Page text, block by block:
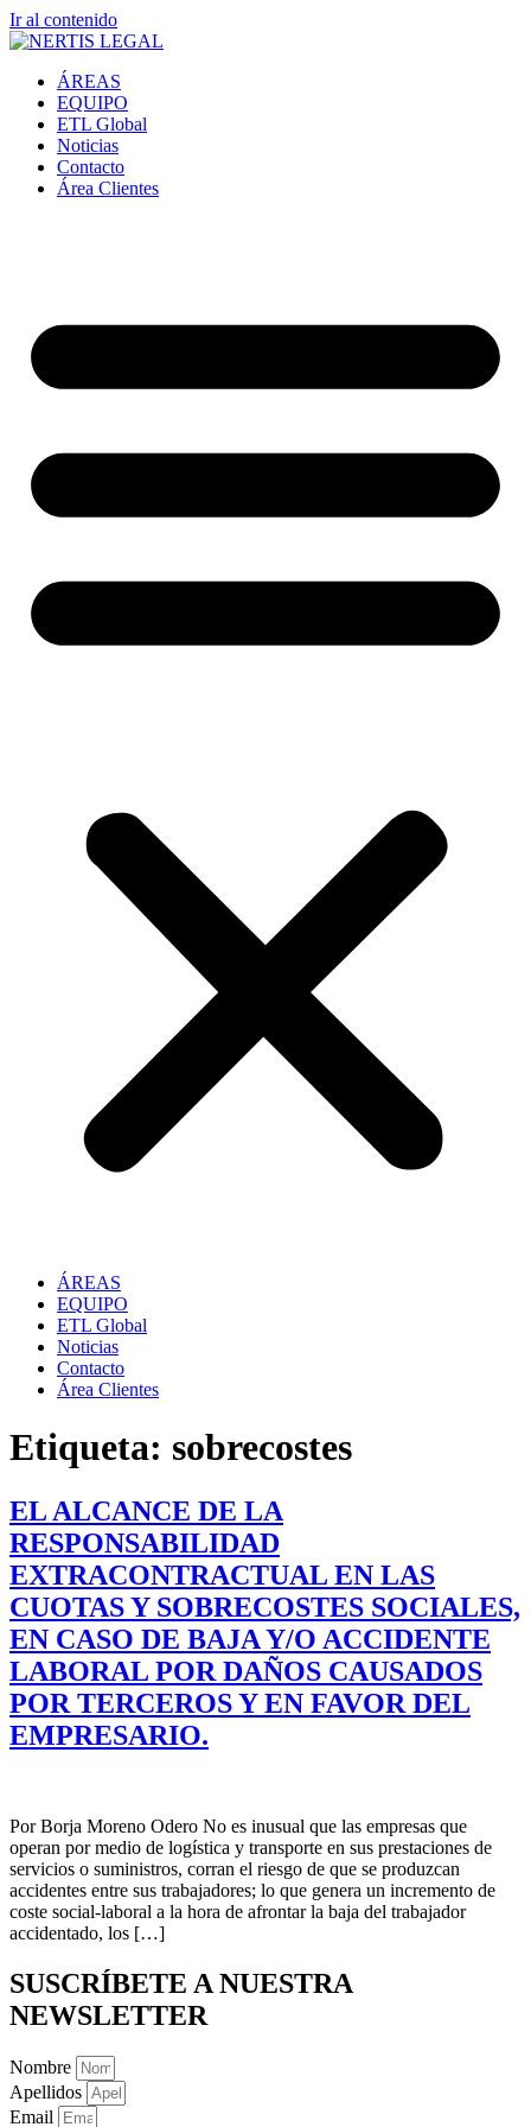
Ir al contenido
ÁREAS
EQUIPO
ETL Global
Noticias
Contacto
Área Clientes
ÁREAS
EQUIPO
ETL Global
Noticias
Contacto
Área Clientes
Etiqueta: sobrecostes
EL ALCANCE DE LA
RESPONSABILIDAD
EXTRACONTRACTUAL EN LAS
CUOTAS Y SOBRECOSTES SOCIALES,
EN CASO DE BAJA Y/O ACCIDENTE
LABORAL POR DAÑOS CAUSADOS
POR TERCEROS Y EN FAVOR DEL
EMPRESARIO.
Por Borja Moreno Odero No es inusual que las empresas que
operan por medio de logística y transporte en sus prestaciones de
servicios o suministros, corran el riesgo de que se produzcan
accidentes entre sus trabajadores; lo que genera un incremento de
coste social-laboral a la hora de afrontar la baja del trabajador
accidentado, los […]
SUSCRÍBETE A NUESTRA
NEWSLETTER
Nombre
Apellidos
Email